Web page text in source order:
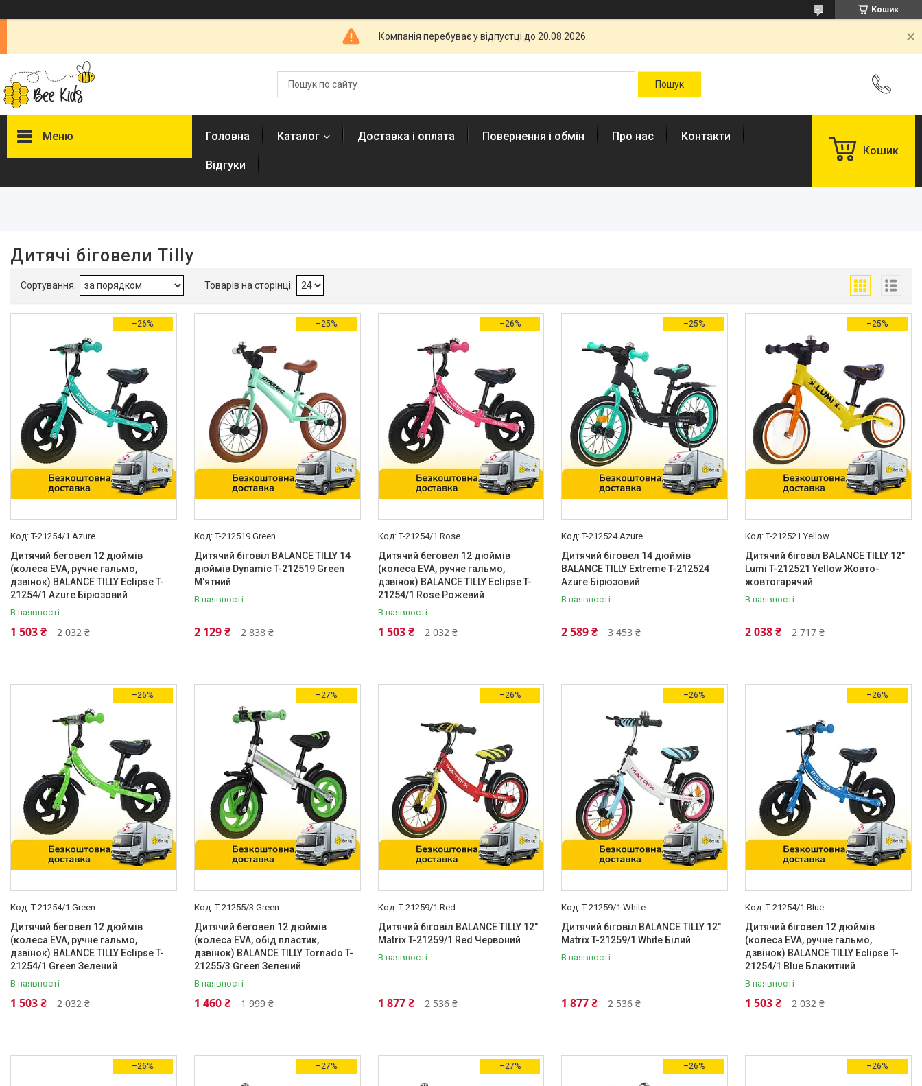
Кошик
Компанія перебуває у відпустці до 20.08.2026.
Меню
В наявності
27
Акція
Tilly 81
Країна виробник
Китай 80
Вікова група
Від 1 року
Від 2 років 26
Від 3 років 37
От 2 до 4 лет 1
Колір
Блакитний 6
Білий 7
Бірюзовий
Ще 8
74
Для дівчаток 8
Для хлопчиків
Унісекс
Тип амортизації
Алюмінієвий сплав 9
Вуглецева сталь 18
Діаметр колеса/диска
Головна Каталог Доставка і оплата Повернення і обмін Про нас Контакти
Відгуки
Кошик
Дитячі біговели Tilly
–26%
T-21254/1 Azure
Дитячий беговел 12 дюймів
(колеса EVA, ручне гальмо,
дзвінок) BALANCE TILLY Eclipse T-
21254/1 Azure Бірюзовий
В наявності
2 032 ₴
1 503 ₴
–25%
T-212519 Green
Дитячий біговіл BALANCE TILLY 14
дюймів Dynamic T-212519 Green
М'ятний
В наявності
2 838 ₴
2 129 ₴
–26%
T-21254/1 Rose
Дитячий беговел 12 дюймів
(колеса EVA, ручне гальмо,
дзвінок) BALANCE TILLY Eclipse T-
21254/1 Rose Рожевий
В наявності
2 032 ₴
1 503 ₴
–25%
T-212524 Azure
Дитячий біговел 14 дюймів
BALANCE TILLY Extreme T-212524
Azure Бірюзовий
В наявності
3 453 ₴
2 589 ₴
–25%
T-212521 Yellow
Дитячий біговіл BALANCE TILLY 12"
Lumi T-212521 Yellow Жовто-
жовтогарячий
В наявності
2 717 ₴
2 038 ₴
–26%
T-21254/1 Green
Дитячий беговел 12 дюймів
(колеса EVA, ручне гальмо,
дзвінок) BALANCE TILLY Eclipse T-
21254/1 Green Зелений
В наявності
2 032 ₴
1 503 ₴
–27%
T-21255/3 Green
Дитячий беговел 12 дюймів
(колеса EVA, обід пластик,
дзвінок) BALANCE TILLY Tornado T-
21255/3 Green Зелений
В наявності
1 999 ₴
1 460 ₴
–26%
T-21259/1 Red
Дитячий біговіл BALANCE TILLY 12"
Matrix T-21259/1 Red Червоний
В наявності
2 536 ₴
1 877 ₴
–26%
T-21259/1 White
Дитячий біговіл BALANCE TILLY 12"
Matrix T-21259/1 White Білий
В наявності
2 536 ₴
1 877 ₴
–26%
T-21254/1 Blue
Дитячий біговел 12 дюймів
(колеса EVA, ручне гальмо,
дзвінок) BALANCE TILLY Eclipse T-
21254/1 Blue Блакитний
В наявності
2 032 ₴
1 503 ₴
–26% –27% –27% –26% –26%